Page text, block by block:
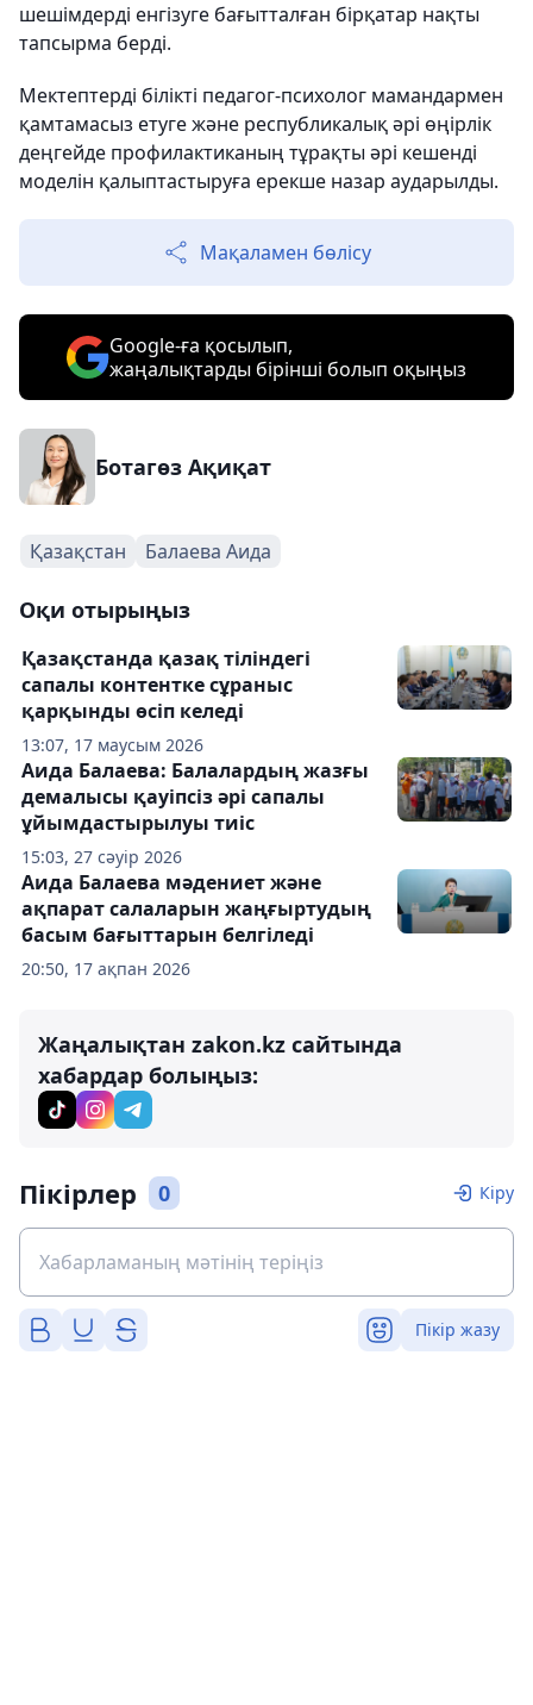
шешімдерді енгізуге бағытталған бірқатар нақты
тапсырма берді.
Мектептерді білікті педагог-психолог мамандармен
қамтамасыз етуге және республикалық әрі өңірлік
деңгейде профилактиканың тұрақты әрі кешенді
моделін қалыптастыруға ерекше назар аударылды.
Мақаламен бөлісу
Google-ға қосылып,
жаңалықтарды бірінші болып оқыңыз
Ботагөз Ақиқат
Қазақстан Балаева Аида
Оқи отырыңыз
13:07, 17 маусым 2026
Қазақстанда қазақ тіліндегі
сапалы контентке сұраныс
қарқынды өсіп келеді
15:03, 27 сәуір 2026
Аида Балаева: Балалардың жазғы
демалысы қауіпсіз әрі сапалы
ұйымдастырылуы тиіс
20:50, 17 ақпан 2026
Аида Балаева мәдениет және
ақпарат салаларын жаңғыртудың
басым бағыттарын белгіледі
Жаңалықтан zakon.kz сайтында
хабардар болыңыз:
Пікірлер 0 Кіру
Пікір жазу